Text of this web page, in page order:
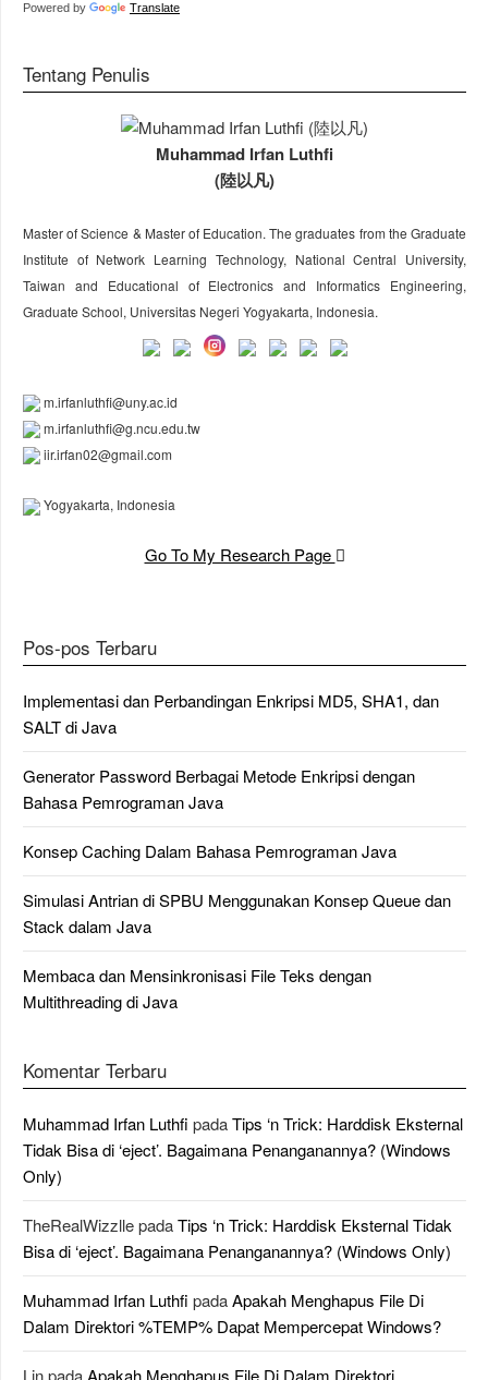
Powered by Translate
Tentang Penulis
Muhammad Irfan Luthfi
(陸以凡)
Master of Science & Master of Education. The graduates from the Graduate
Institute of Network Learning Technology, National Central University,
Taiwan and Educational of Electronics and Informatics Engineering,
Graduate School, Universitas Negeri Yogyakarta, Indonesia.
m.irfanluthfi@uny.ac.id
m.irfanluthfi@g.ncu.edu.tw
iir.irfan02@gmail.com
Yogyakarta, Indonesia
Go To My Research Page
Pos-pos Terbaru
Implementasi dan Perbandingan Enkripsi MD5, SHA1, dan
SALT di Java
Generator Password Berbagai Metode Enkripsi dengan
Bahasa Pemrograman Java
Konsep Caching Dalam Bahasa Pemrograman Java
Simulasi Antrian di SPBU Menggunakan Konsep Queue dan
Stack dalam Java
Membaca dan Mensinkronisasi File Teks dengan
Multithreading di Java
Komentar Terbaru
Muhammad Irfan Luthfi padaTips ‘n Trick: Harddisk Eksternal
Tidak Bisa di ‘eject’. Bagaimana Penanganannya? (Windows
Only)
TheRealWizzllepadaTips ‘n Trick: Harddisk Eksternal Tidak
Bisa di ‘eject’. Bagaimana Penanganannya? (Windows Only)
Muhammad Irfan Luthfi padaApakah Menghapus File Di
Dalam Direktori %TEMP% Dapat Mempercepat Windows?
Linpada Apakah Menghapus File Di Dalam Direktori